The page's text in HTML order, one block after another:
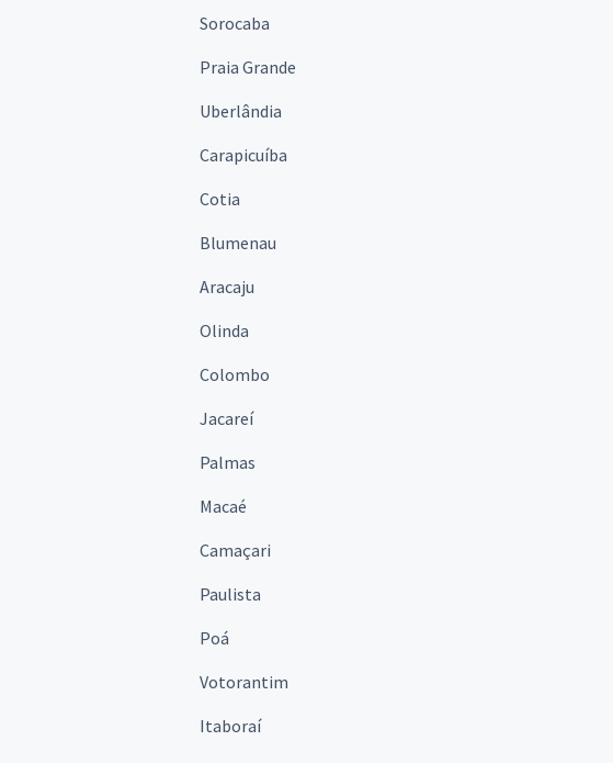
Sorocaba
Praia Grande
Uberlândia
Carapicuíba
Cotia
Blumenau
Aracaju
Olinda
Colombo
Jacareí
Palmas
Macaé
Camaçari
Paulista
Poá
Votorantim
Itaboraí